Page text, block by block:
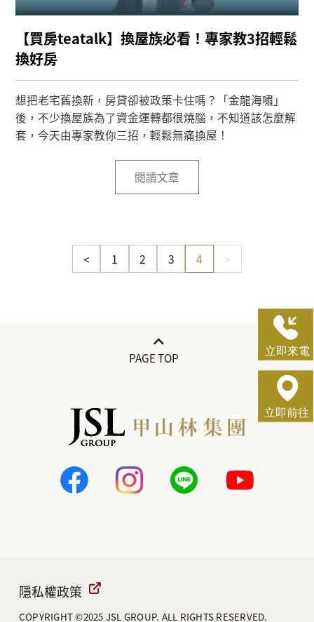
【買房teatalk】換屋族必看！專家教3招輕鬆
換好房
想把老宅舊換新，房貸卻被政策卡住嗎？「金龍海嘯」
後，不少換屋族為了資金運轉都很燒腦，不知道該怎麼解
套，今天由專家教你三招，輕鬆無痛換屋！
閱讀文章
< 1 2 3 4 >
隱私權政策
COPYRIGHT ©2025 JSL GROUP. ALL RIGHTS RESERVED.